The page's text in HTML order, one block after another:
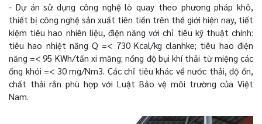
- Dự án sử dụng công nghệ lò quay theo phương pháp khô,
thiết bị công nghệ sản xuất tiên tiến trên thế giới hiện nay, tiết
kiệm tiêu hao nhiên liệu, điện năng với chỉ tiêu kỹ thuật chính:
tiêu hao nhiệt năng Q =< 730 Kcal/kg clanhke; tiêu hao điện
năng =< 95 KWh/tấn xi măng; nồng độ bụi khí thải từ miệng các
ống khói =< 30 mg/Nm3. Các chỉ tiêu khác về nước thải, độ ồn,
chất thải rắn phù hợp với Luật Bảo vệ môi trường của Việt
Nam.